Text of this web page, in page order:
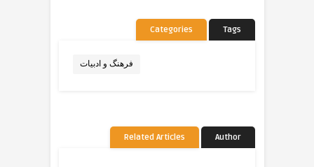
Categories Tags
فرهنگ و ادبیات
Related Articles Author